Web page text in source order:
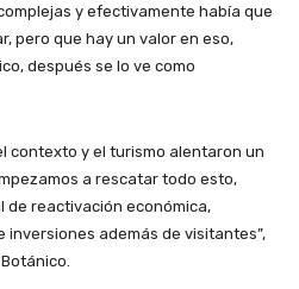
y efectivamente había que
pero que hay un valor en eso,
después se lo ve como
contexto y el turismo alentaron un
a rescatar todo esto,
de reactivación económica,
además de visitantes”,